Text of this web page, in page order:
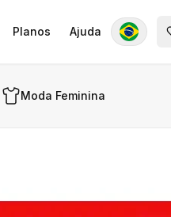
Planos Ajuda
Moda Feminina